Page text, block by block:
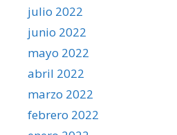
julio 2022
junio 2022
mayo 2022
abril 2022
marzo 2022
febrero 2022